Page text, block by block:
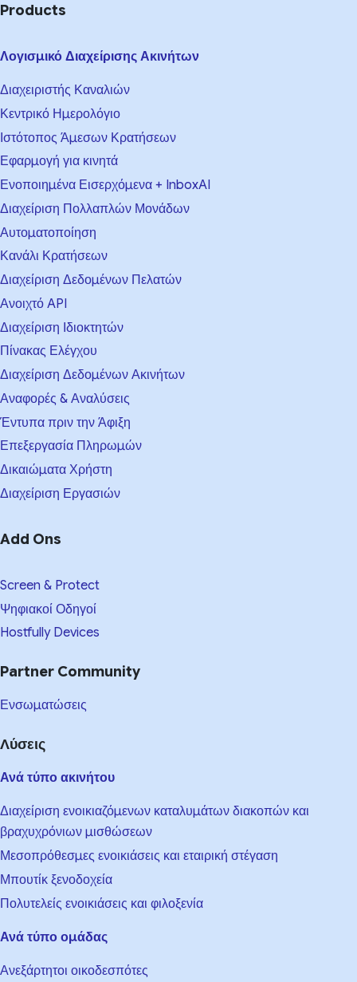
Products
Λογισμικό Διαχείρισης Ακινήτων
Διαχειριστής Καναλιών
Κεντρικό Ημερολόγιο
Ιστότοπος Άμεσων Κρατήσεων
Εφαρμογή για κινητά
Ενοποιημένα Εισερχόμενα + InboxAI
Διαχείριση Πολλαπλών Μονάδων
Αυτοματοποίηση
Κανάλι Κρατήσεων
Διαχείριση Δεδομένων Πελατών
Ανοιχτό API
Διαχείριση Ιδιοκτητών
Πίνακας Ελέγχου
Διαχείριση Δεδομένων Ακινήτων
Αναφορές & Αναλύσεις
Έντυπα πριν την Άφιξη
Επεξεργασία Πληρωμών
Δικαιώματα Χρήστη
Διαχείριση Εργασιών
Add Ons
Screen & Protect
Ψηφιακοί Οδηγοί
Hostfully Devices
Partner Community
Ενσωματώσεις
Λύσεις
Ανά τύπο ακινήτου
Διαχείριση ενοικιαζόμενων καταλυμάτων διακοπών και
βραχυχρόνιων μισθώσεων
Μεσοπρόθεσμες ενοικιάσεις και εταιρική στέγαση
Μπουτίκ ξενοδοχεία
Πολυτελείς ενοικιάσεις και φιλοξενία
Ανά τύπο ομάδας
Ανεξάρτητοι οικοδεσπότες